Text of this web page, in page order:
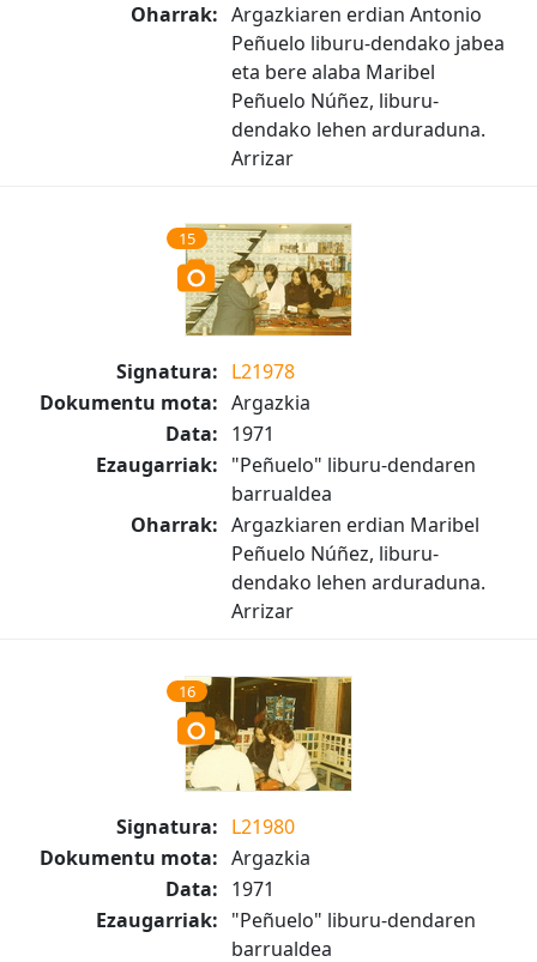
Oharrak: Argazkiaren erdian Antonio
Peñuelo liburu-dendako jabea
eta bere alaba Maribel
Peñuelo Núñez, liburu-
dendako lehen arduraduna.
Arrizar
15
Signatura: L21978
Dokumentu mota: Argazkia
Data: 1971
Ezaugarriak: "Peñuelo" liburu-dendaren
barrualdea
Oharrak: Argazkiaren erdian Maribel
Peñuelo Núñez, liburu-
dendako lehen arduraduna.
Arrizar
16
Signatura: L21980
Dokumentu mota: Argazkia
Data: 1971
Ezaugarriak: "Peñuelo" liburu-dendaren
barrualdea